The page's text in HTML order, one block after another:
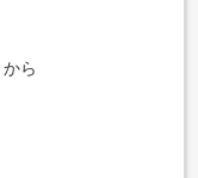
から